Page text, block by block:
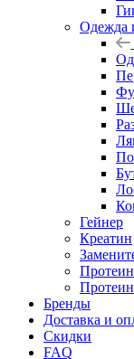
Одежда
Гейнер
Креатин
Протеин
Бренды
Доставка и
Скидки
FAQ